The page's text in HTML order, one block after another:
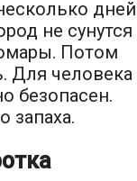
не сунутся
Потом
Для человека
безопасен.
запаха.